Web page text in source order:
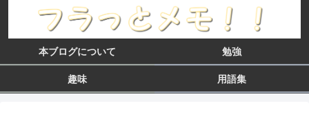
本ブログについて 勉強
趣味 用語集